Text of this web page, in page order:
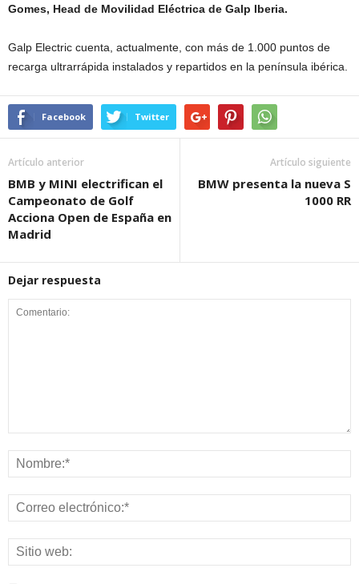
Gomes, Head de Movilidad Eléctrica de Galp Iberia.
Galp Electric cuenta, actualmente, con más de 1.000 puntos de
recarga ultrarrápida instalados y repartidos en la península ibérica.
Facebook Twitter
Artículo anterior
BMB y MINI electrifican el
Campeonato de Golf
Acciona Open de España en
Madrid
Artículo siguiente
BMW presenta la nueva S
1000 RR
Dejar respuesta